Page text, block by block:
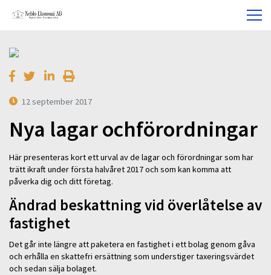
12 september 2017
Nya lagar ochförordningar
Här presenteras kort ett urval av de lagar och förordningar som har
trätt ikraft under första halvåret 2017 och som kan komma att
påverka dig och ditt företag.
Ändrad beskattning vid överlåtelse av
fastighet
Det går inte längre att paketera en fastighet i ett bolag genom gåva
och erhålla en skattefri ersättning som understiger taxeringsvärdet
och sedan sälja bolaget.